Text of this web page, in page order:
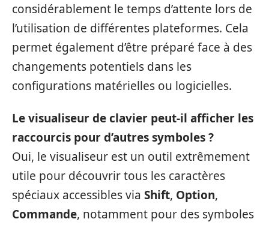
considérablement le temps d’attente lors de
l’utilisation de différentes plateformes. Cela
permet également d’être préparé face à des
changements potentiels dans les
configurations matérielles ou logicielles.
Le visualiseur de clavier peut-il afficher les
raccourcis pour d’autres symboles ?
Oui, le visualiseur est un outil extrêmement
utile pour découvrir tous les caractères
spéciaux accessibles via Shift, Option,
Commande, notamment pour des symboles